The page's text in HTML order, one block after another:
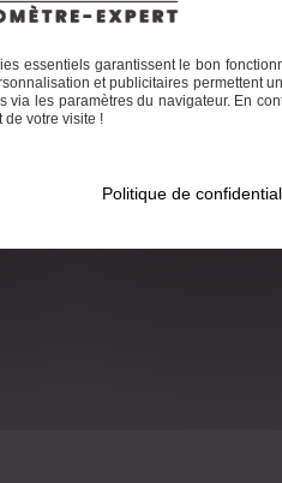
Le cabinetFoncierUrbanisme
essentiels garantissent le bon
et publicitaires permettent
les paramètres du navigateur. En
de votre visite !
Politique de